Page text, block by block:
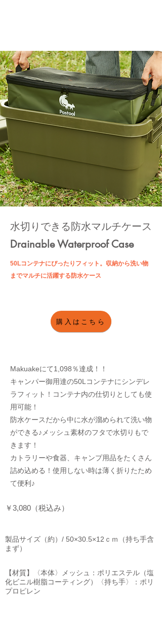
水切りできる防水マルチケース
Drainable Waterproof Case
50Lコンテナにぴったりフィット。収納から洗い物
までマルチに活躍する防水ケース
購入はこちら
Makuakeにて1,098％達成！！
キャンパー御用達の50Lコンテナにシンデレ
ラフィット！コンテナ内の仕切りとしても使
用可能！
防水ケースだから中に水が溜められて洗い物
ができる♪メッシュ素材のフタで水切りもで
きます！
カトラリーや食器、キャンプ用品をたくさん
詰め込める！使用しない時は薄く折りたため
て便利♪
￥3,080（税込み）
製品サイズ（約）/ 50×30.5×12ｃｍ（持ち手含
まず）
【材質】〈本体〉メッシュ：ポリエステル（塩
化ビニル樹脂コーティング）〈持ち手〉：ポリ
プロピレン